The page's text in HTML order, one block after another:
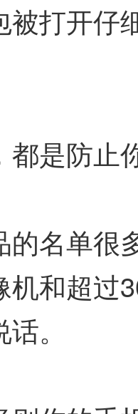
打开仔
是防止
名单很
机和超过
。